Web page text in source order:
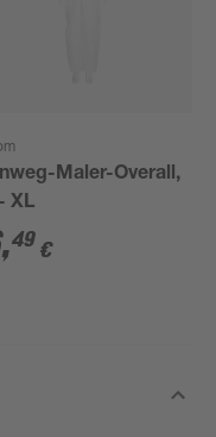
Maler-Overall,
XL
,49 €